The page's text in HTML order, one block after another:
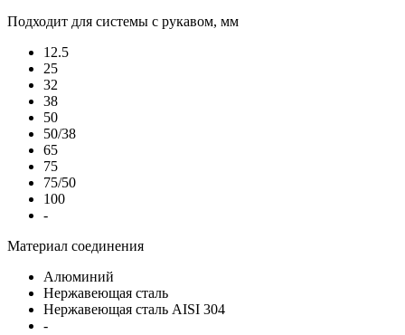
Подходит для системы с рукавом, мм
12.5
25
32
38
50
50/38
65
75
75/50
100
-
Материал соединения
Алюминий
Нержавеющая сталь
Нержавеющая сталь AISI 304
-